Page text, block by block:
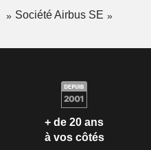
Société Airbus SE
+ de 20 ans
à vos côtés